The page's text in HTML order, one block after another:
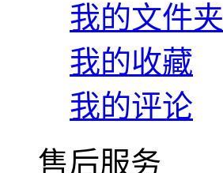
我的文件夹
我的收藏
我的评论
售后服务